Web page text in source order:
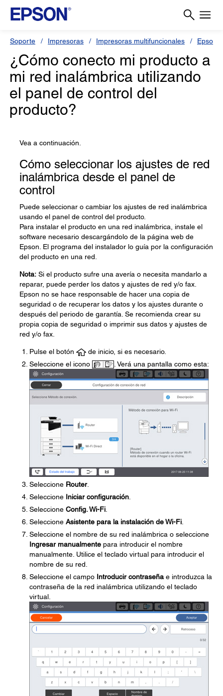
Soporte Impresoras Impresoras multifuncionales Epson
¿Cómo conecto mi producto a
mi red inalámbrica utilizando
el panel de control del
producto?
Vea a continuación.
Cómo seleccionar los ajustes de red
inalámbrica desde el panel de
control
Puede seleccionar o cambiar los ajustes de red inalámbrica
usando el panel de control del producto.
Para instalar el producto en una red inalámbrica, instale el
software necesario descargándolo de la página web de
Epson. El programa del instalador lo guía por la configuración
del producto en una red.
Nota: Si el producto sufre una avería o necesita mandarlo a
reparar, puede perder los datos y ajustes de red y/o fax.
Epson no se hace responsable de hacer una copia de
seguridad o de recuperar los datos y los ajustes durante o
después del periodo de garantía. Se recomienda crear su
propia copia de seguridad o imprimir sus datos y ajustes de
red y/o fax.
Pulse el botón
de inicio, si es necesario.
Seleccione el icono
. Verá una pantalla como esta:
Seleccione Router.
Seleccione Iniciar configuración
Seleccione Config. Wi-Fi
Seleccione Asistente para la instalación de Wi-Fi
Seleccione el nombre de su red inalámbrica o seleccione
Ingresar manualmente para introducir el nombre
manualmente. Utilice el teclado virtual para introducir el
nombre de su red.
Seleccione el campo Introducir contraseña e introduzca la
contraseña de la red inalámbrica utilizando el teclado
virtual.